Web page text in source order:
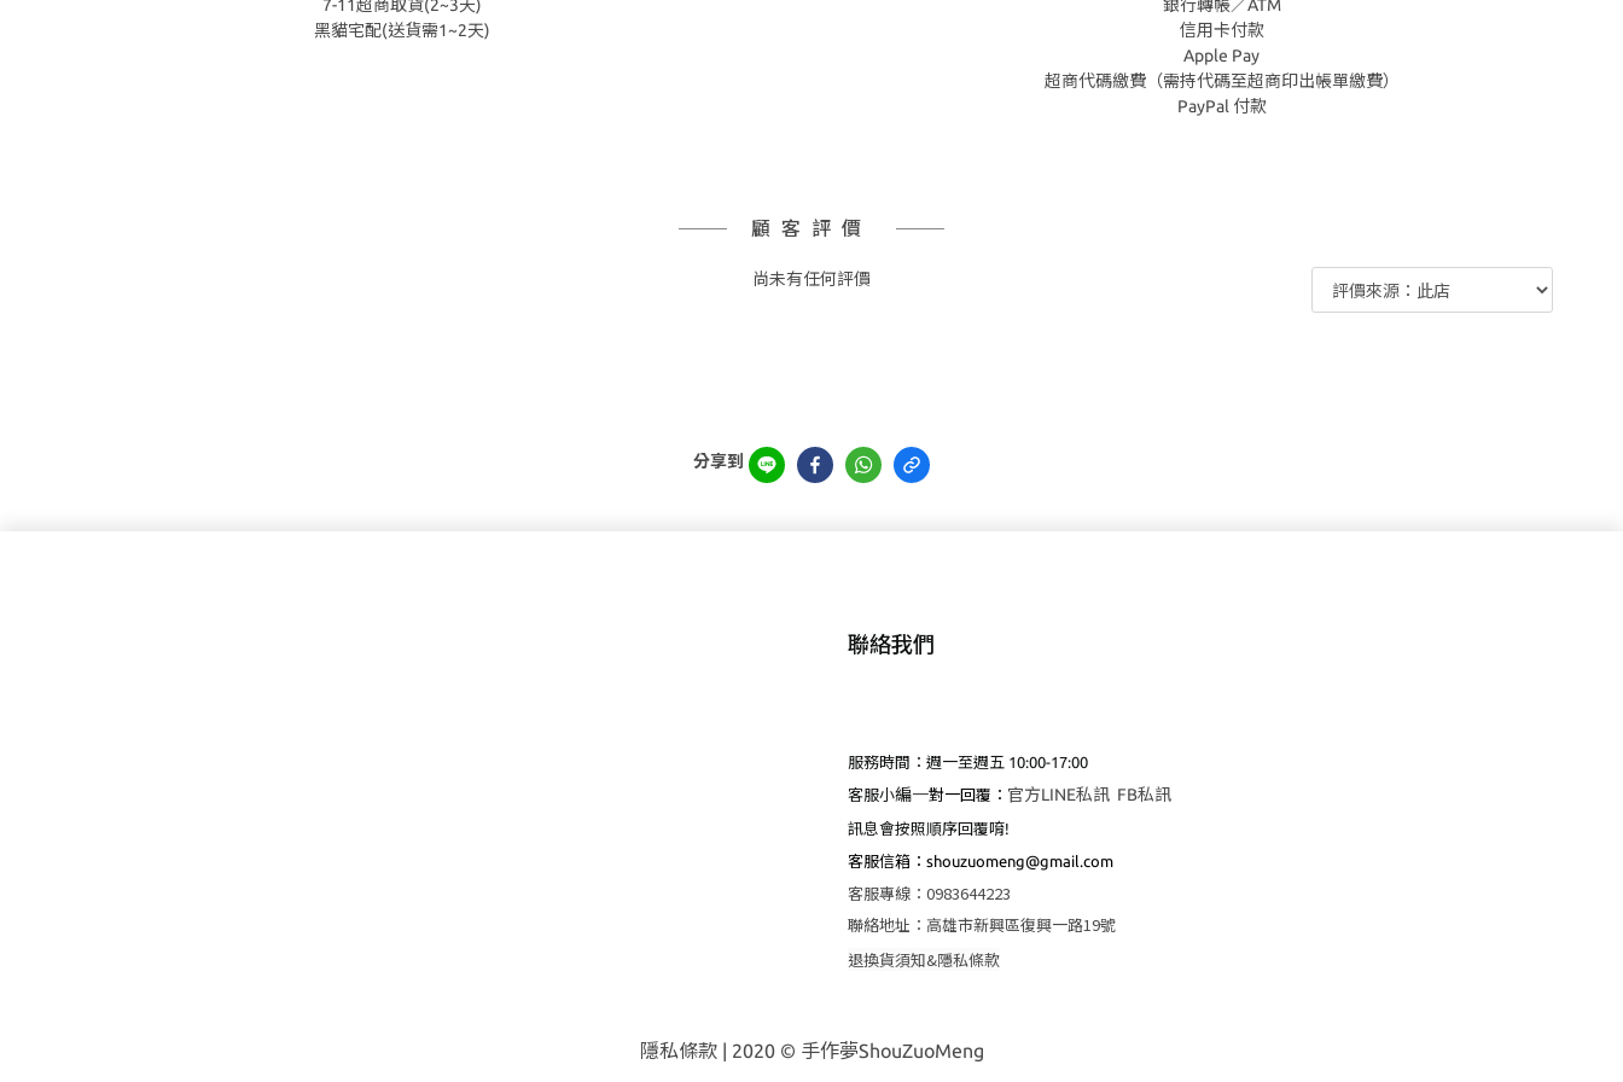
7-11超商取貨(2~3天)
黑貓宅配(送貨需1~2天)
銀行轉帳／ATM
信用卡付款
Apple Pay
超商代碼繳費（需持代碼至超商印出帳單繳費）
PayPal 付款
顧客評價
尚未有任何評價
分享到
聯絡我們
服務時間：週一至週五 10:00-17:00
客服小編一對一回覆： 官方LINE私訊 FB私訊
訊息會按照順序回覆唷!
客服信箱：shouzuomeng@gmail.com
客服專線 ： 0983644223
聯絡地址 ： 高雄市新興區復興一路19號
退換貨須知&隱私條款
隱私條款 | 2020 © 手作夢ShouZuoMeng